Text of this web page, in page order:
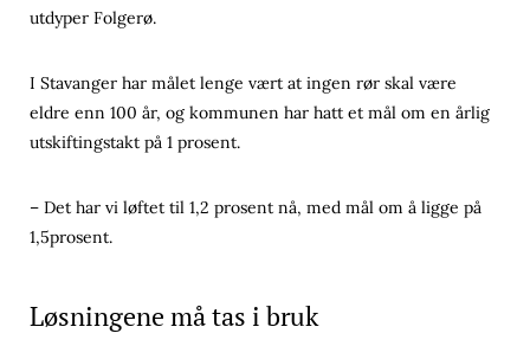
utdyper Folgerø.
I Stavanger har målet lenge vært at ingen rør skal være
eldre enn 100 år, og kommunen har hatt et mål om en årlig
utskiftingstakt på 1 prosent.
– Det har vi løftet til 1,2 prosent nå, med mål om å ligge på
1,5prosent.
Løsningene må tas i bruk